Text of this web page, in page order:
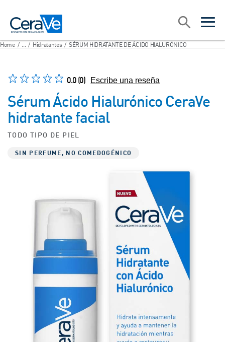
open
open
Search
Home / ... / Hidratantes / SÉRUM HIDRATANTE DE ÁCIDO HIALURÓNICO
0.0 (0) Escribe una reseña
Sérum Ácido Hialurónico CeraVe
hidratante facial
TODO TIPO DE PIEL
SIN PERFUME, NO COMEDOGÉNICO